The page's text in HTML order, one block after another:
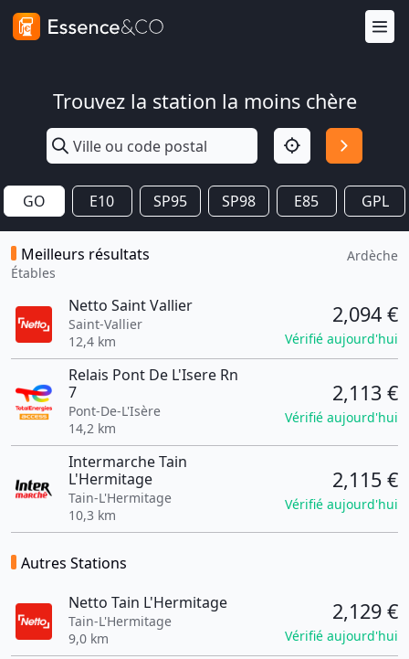
Trouvez la station la moins chère
GO E10 SP95 SP98 E85 GPL
Meilleurs résultats
Étables
Ardèche
Netto Saint Vallier
Saint-Vallier
12,4 km
2,094 €
Vérifié aujourd'hui
Relais Pont De L'Isere Rn
7
Pont-De-L'Isère
14,2 km
2,113 €
Vérifié aujourd'hui
Intermarche Tain
L'Hermitage
Tain-L'Hermitage
10,3 km
2,115 €
Vérifié aujourd'hui
Autres Stations
Netto Tain L'Hermitage
Tain-L'Hermitage
9,0 km
2,129 €
Vérifié aujourd'hui